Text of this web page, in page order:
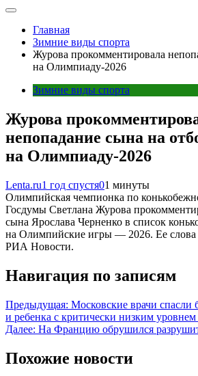
Главная
Зимние виды спорта
Журова прокомментировала
на Олимпиаду-2026
Зимние виды спорта
Журова
непопадание сына на
на Олимпиаду-2026
Lenta.ru1 год спустя01 минуты
Олимпийская чемпионка по
Госдумы Светлана Журова
сына Ярослава Черненко в список
на Олимпийские игры — 2026. Ее слова
РИА Новости.
Навигация по записям
Предыдущая: Московские врачи спасли
и ребенка с критически низким
Далее: На Францию обрушился
Похожие новости